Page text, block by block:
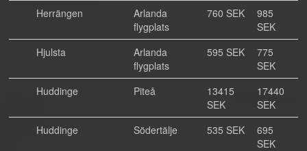
Herrängen
Arlanda
flygplats
760 SEK
985
SEK
Hjulsta
Arlanda
flygplats
595 SEK
775
SEK
Huddinge
Piteå
13415
SEK
17440
SEK
Huddinge
Södertälje 535 SEK
695
SEK